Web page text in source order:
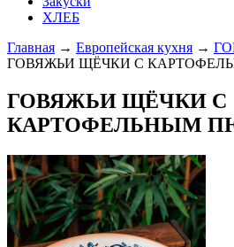
ХЛЕБ
Главная → Европейская кухня →
ГОВЯЖЬИ ЩЁЧКИ С
ГОВЯЖЬИ ЩЁЧКИ С
КАРТОФЕЛЬНЫМ